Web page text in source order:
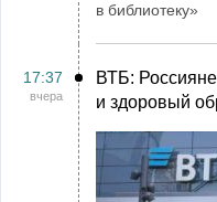
в библиотеку»
17:37
вчера
ВТБ:
и здоровый